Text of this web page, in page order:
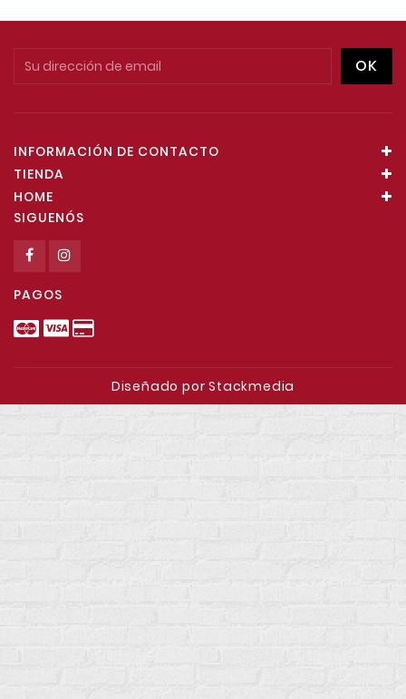
INFORMACIÓN DE CONTACTO
TIENDA
HOME
SIGUENÓS
PAGOS
Diseñado por Stackmedia